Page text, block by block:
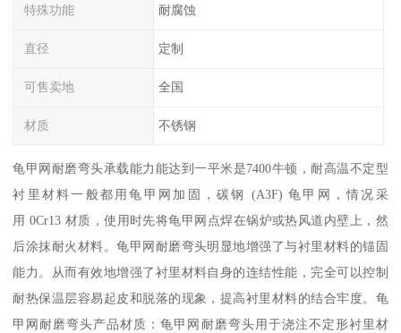
特殊功能 耐腐蚀
直径 定制
可售卖地 全国
材质 不锈钢
龟甲网耐磨弯头承载能力能达到一平米是7400牛顿，耐高温不定型
衬里材料一般都用龟甲网加固，碳钢 (A3F) 龟甲网，情况采
用 0Cr13 材质，使用时先将龟甲网点焊在锅炉或热风道内壁上，然
后涂抹耐火材料。龟甲网耐磨弯头明显地增强了与衬里材料的锚固
能力。从而有效地增强了衬里材料自身的连结性能，完全可以控制
耐热保温层容易起皮和脱落的现象，提高衬里材料的结合牢度。龟
甲网耐磨弯头产品材质：龟甲网耐磨弯头用于浇注不定形衬里材